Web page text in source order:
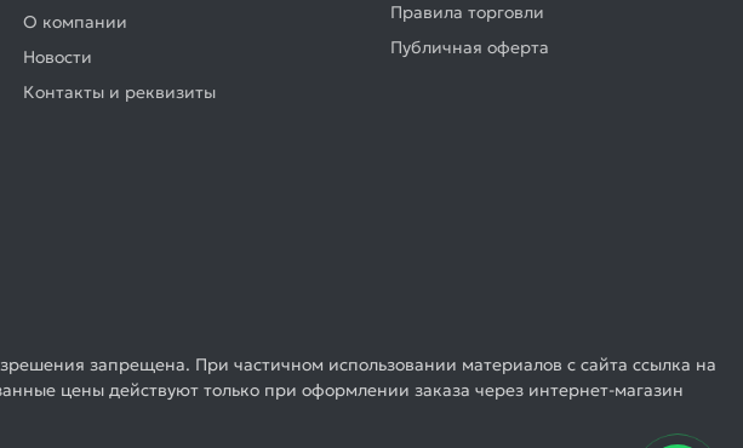
О компании
Новости
Контакты и реквизиты
Правила торговли
Публичная оферта
запрещена. При частичном использовании материалов с сайта ссылка на
цены действуют только при оформлении заказа через интернет-магазин